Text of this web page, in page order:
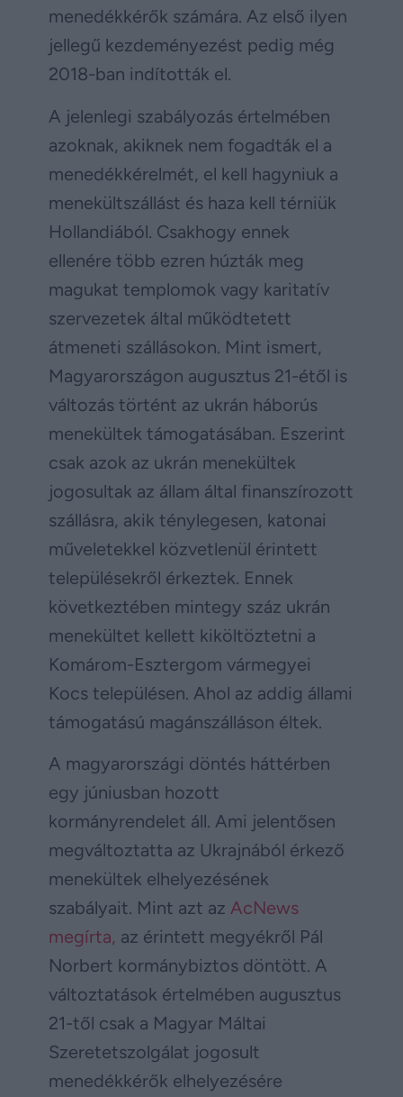
menedékkérők számára. Az első ilyen
jellegű kezdeményezést pedig még
2018-ban indították el.
A jelenlegi szabályozás értelmében
azoknak, akiknek nem fogadták el a
menedékkérelmét, el kell hagyniuk a
menekültszállást és haza kell térniük
Hollandiából. Csakhogy ennek
ellenére több ezren húzták meg
magukat templomok vagy karitatív
szervezetek által működtetett
átmeneti szállásokon. Mint ismert,
Magyarországon augusztus 21-étől is
változás történt az ukrán háborús
menekültek támogatásában. Eszerint
csak azok az ukrán menekültek
jogosultak az állam által finanszírozott
szállásra, akik ténylegesen, katonai
műveletekkel közvetlenül érintett
településekről érkeztek. Ennek
következtében mintegy száz ukrán
menekültet kellett kiköltöztetni a
Komárom-Esztergom vármegyei
Kocs településen. Ahol az addig állami
támogatású magánszálláson éltek.
A magyarországi döntés háttérben
egy júniusban hozott
kormányrendelet áll. Ami jelentősen
megváltoztatta az Ukrajnából érkező
menekültek elhelyezésének
szabályait. Mint azt az AcNews
megírta, az érintett megyékről Pál
Norbert kormánybiztos döntött. A
változtatások értelmében augusztus
21-től csak a Magyar Máltai
Szeretetszolgálat jogosult
menedékkérők elhelyezésére